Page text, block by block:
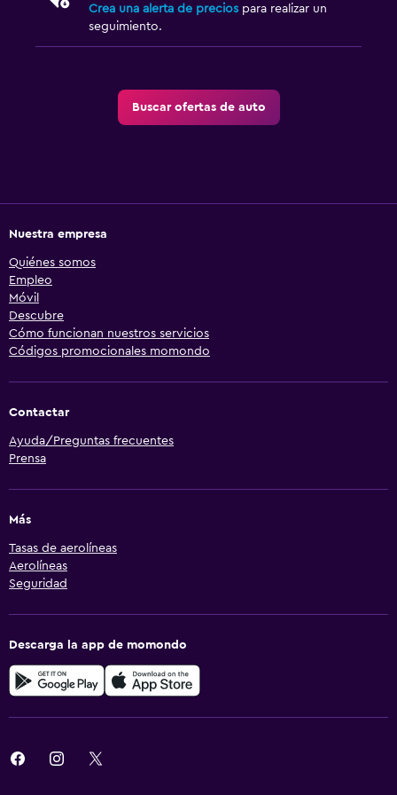
Crea una alerta de precios para realizar un
seguimiento.
Buscar ofertas de auto
Nuestra empresa
Quiénes somos
Empleo
Móvil
Descubre
Cómo funcionan nuestros servicios
Códigos promocionales momondo
Contactar
Ayuda/Preguntas frecuentes
Prensa
Más
Tasas de aerolíneas
Aerolíneas
Seguridad
Descarga la app de momondo